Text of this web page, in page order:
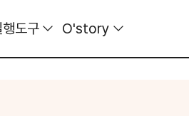
행도구 O'story